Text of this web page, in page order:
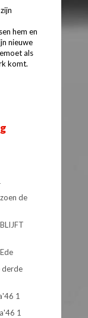
hem en
nieuwe
als
komt.
de
derde
1
1